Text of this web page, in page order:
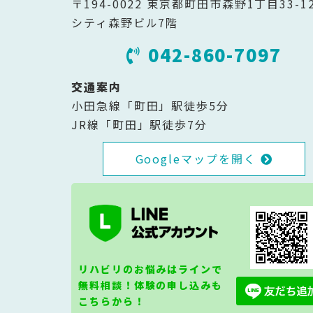
シティ森野ビル7階
042-860-7097
交通案内
小田急線「町田」駅徒歩5分
JR線「町田」駅徒歩7分
Googleマップを開く
リハビリのお悩みはラインで
無料相談！体験の申し込みも
こちらから！